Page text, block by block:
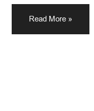
Read More »